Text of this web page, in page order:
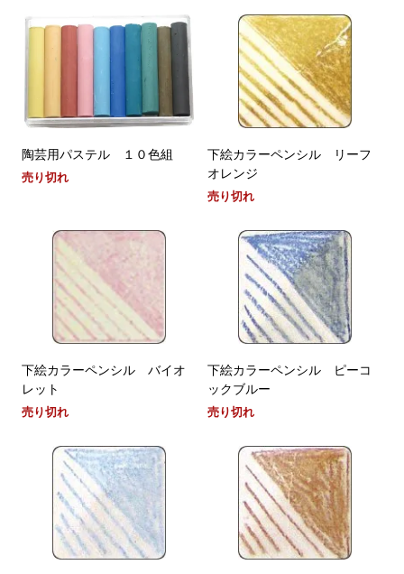
陶芸用パステル １０色組
売り切れ
下絵カラーペンシル リーフ
オレンジ
売り切れ
下絵カラーペンシル バイオ
レット
売り切れ
下絵カラーペンシル ピーコ
ックブルー
売り切れ